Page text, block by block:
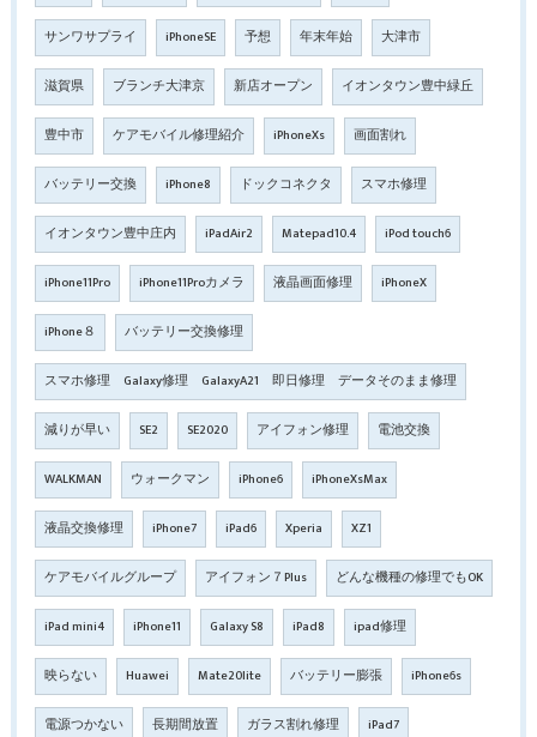
サンワサプライ iPhoneSE 予想 年末年始 大津市
滋賀県 ブランチ大津京 新店オープン イオンタウン豊中緑丘
豊中市 ケアモバイル修理紹介 iPhoneXs 画面割れ
バッテリー交換 iPhone8 ドックコネクタ スマホ修理
イオンタウン豊中庄内 iPadAir2 Matepad10.4 iPod touch6
iPhone11Pro iPhone11Proカメラ 液晶画面修理 iPhoneX
iPhone８ バッテリー交換修理
スマホ修理 Galaxy修理 GalaxyA21 即日修理 データそのまま修理
減りが早い SE2 SE2020 アイフォン修理 電池交換
WALKMAN ウォークマン iPhone6 iPhoneXsMax
液晶交換修理 iPhone7 iPad6 Xperia XZ1
ケアモバイルグループ アイフォン７Plus どんな機種の修理でもOK
iPad mini4 iPhone11 Galaxy S8 iPad8 ipad修理
映らない Huawei Mate20lite バッテリー膨張 iPhone6s
電源つかない 長期間放置 ガラス割れ修理 iPad7